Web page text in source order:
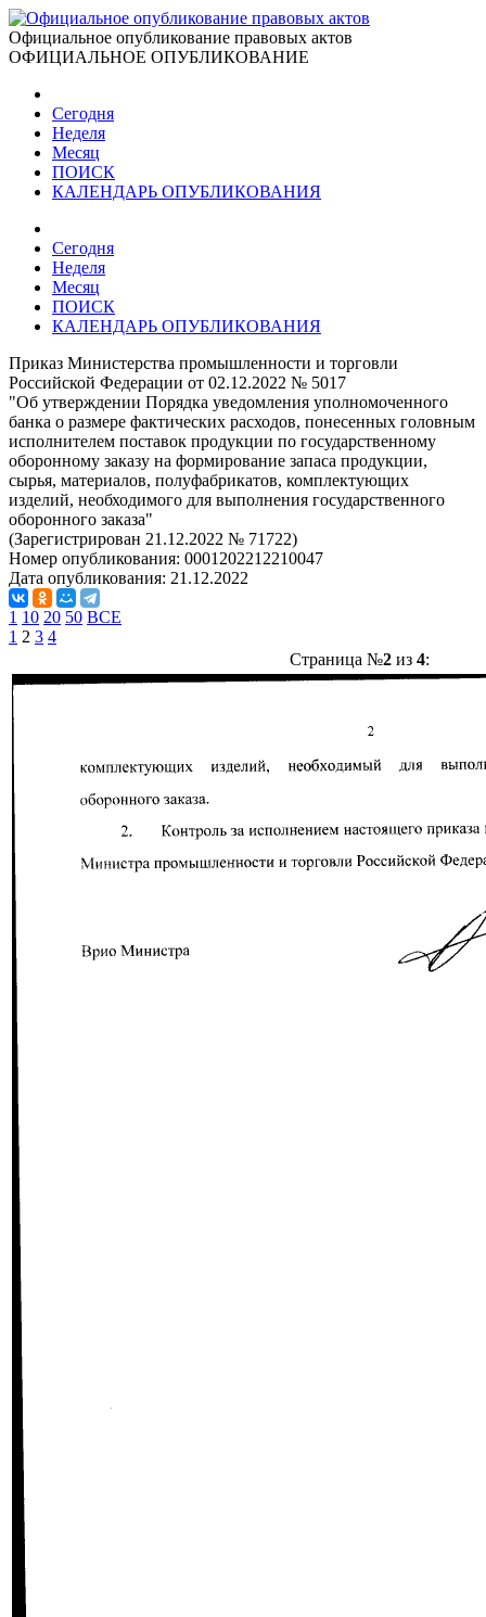
Официальное опубликование правовых актов
ОФИЦИАЛЬНОЕ ОПУБЛИКОВАНИЕ
Сегодня
Неделя
Месяц
ПОИСК
КАЛЕНДАРЬ ОПУБЛИКОВАНИЯ
Сегодня
Неделя
Месяц
ПОИСК
КАЛЕНДАРЬ ОПУБЛИКОВАНИЯ
Приказ Министерства промышленности и торговли
Российской Федерации от 02.12.2022 № 5017
"Об утверждении Порядка уведомления уполномоченного
банка о размере фактических расходов, понесенных головным
исполнителем поставок продукции по государственному
оборонному заказу на формирование запаса продукции,
сырья, материалов, полуфабрикатов, комплектующих
изделий, необходимого для выполнения государственного
оборонного заказа"
(Зарегистрирован 21.12.2022 № 71722)
Номер опубликования: 0001202212210047
Дата опубликования: 21.12.2022
1 10 20 50 ВСЕ
1 2 3 4
Страница №2из 4: